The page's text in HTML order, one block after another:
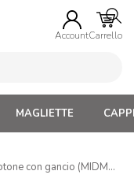
AccountCarrello
MAGLIETTE
con gancio